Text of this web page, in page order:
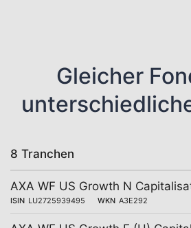
Gleicher
8 Tranchen
AXA WF US Growth N
ISIN LU2725939495 WKN A3E292